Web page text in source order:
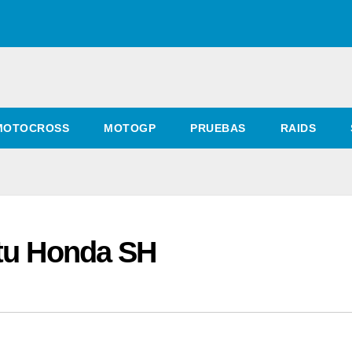
MOTOGP PRUEBAS RAIDS
Honda SH